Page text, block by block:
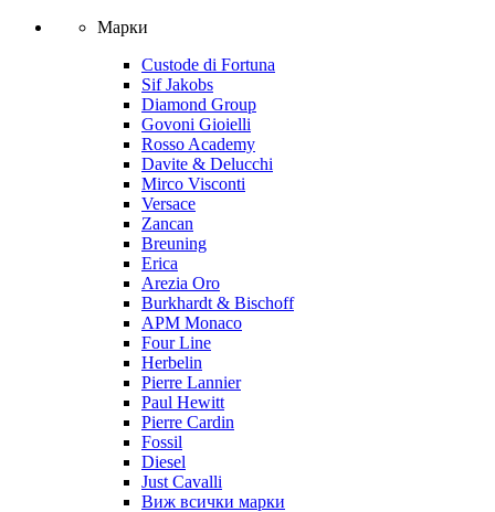
Марки
Custode di Fortuna
Sif Jakobs
Diamond Group
Govoni Gioielli
Rosso Academy
Davite & Delucchi
Mirco Visconti
Versace
Zancan
Breuning
Erica
Arezia Oro
Burkhardt & Bischoff
APM Monaco
Four Line
Herbelin
Pierre Lannier
Paul Hewitt
Pierre Cardin
Fossil
Diesel
Just Cavalli
Виж всички марки